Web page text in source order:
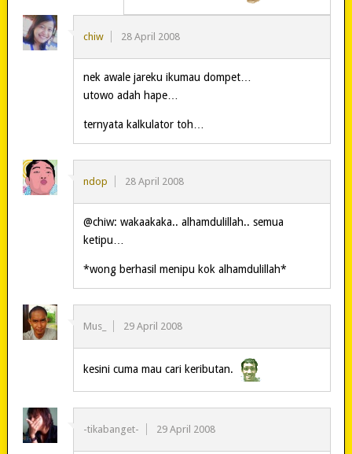
chiw 28 April 2008
nek awale jareku ikumau dompet…
utowo adah hape…
ternyata kalkulator toh…
ndop 28 April 2008
@chiw: wakaakaka.. alhamdulillah.. semua
ketipu…
*wong berhasil menipu kok alhamdulillah*
Mus_ 29 April 2008
kesini cuma mau cari keributan.
-tikabanget- 29 April 2008